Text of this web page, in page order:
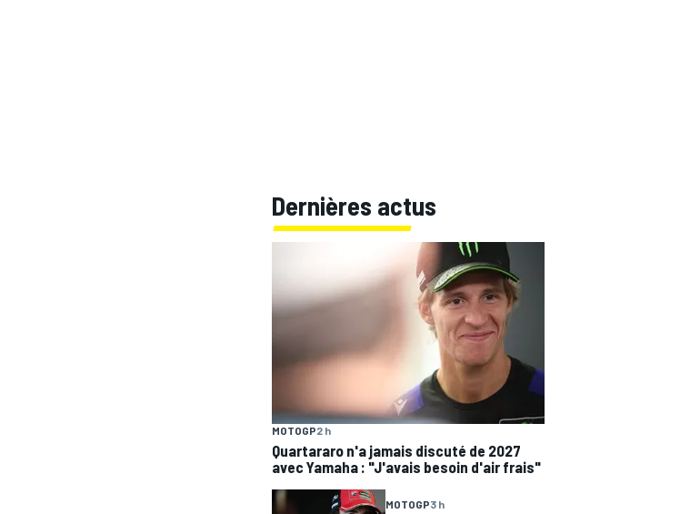
Dernières actus
MOTOGP2 h
Quartararo n'a jamais discuté de 2027
avec Yamaha : "J'avais besoin d'air frais"
MOTOGP3 h